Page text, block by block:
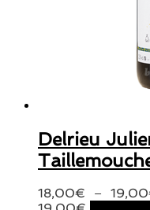
Delrieu
18,00€ – 19,00